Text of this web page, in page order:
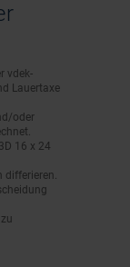
vdek-
Lauertaxe
oder
16 x 24
differieren.